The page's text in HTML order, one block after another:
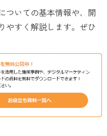
ついての基本情報や、開
やすく解説します。ぜひ